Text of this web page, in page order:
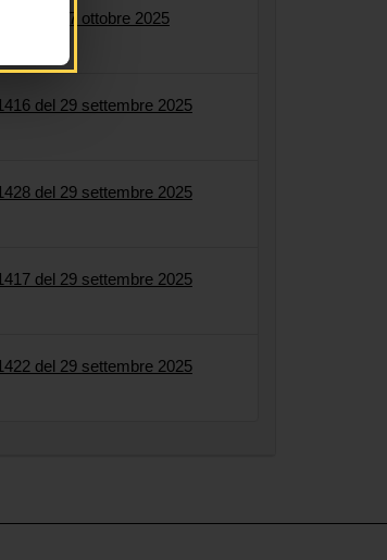
del 27 ottobre 2025
del 29 settembre 2025
del 29 settembre 2025
del 29 settembre 2025
del 29 settembre 2025